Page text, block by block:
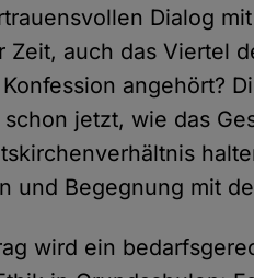
Dialog
Zeit, auch das Viertel
angehört?
jetzt, wie das
und Begegnung mit
wird ein